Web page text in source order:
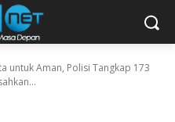
untuk Aman, Polisi Tangkap 173